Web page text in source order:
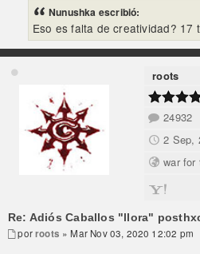
Nunushka escribió:
Eso es falta de creatividad? 17
roots
24932
2 Sep,
war for
Re: Adiós Caballos "llora"
porroots » Mar Nov 03, 2020 12:02 pm